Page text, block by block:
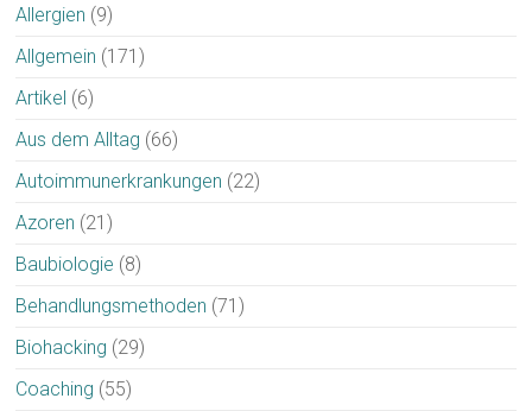
Allergien (9)
Allgemein (171)
Artikel (6)
Aus dem Alltag (66)
Autoimmunerkrankungen (22)
Azoren (21)
Baubiologie (8)
Behandlungsmethoden (71)
Biohacking (29)
Coaching (55)